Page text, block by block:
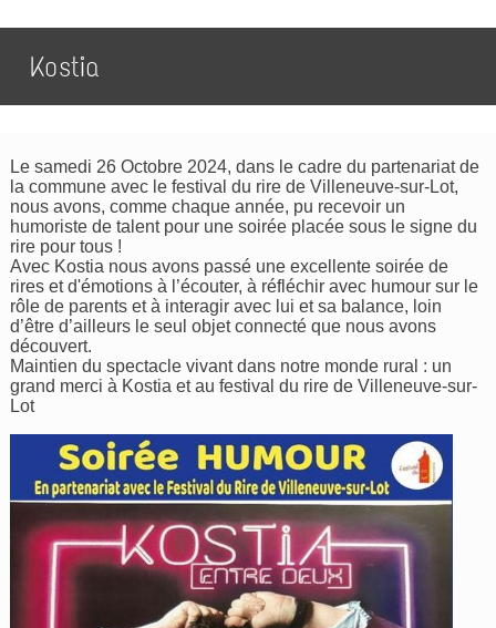
Kostia
Le samedi 26 Octobre 2024, dans le cadre du partenariat de
la commune avec le festival du rire de Villeneuve-sur-Lot,
nous avons, comme chaque année, pu recevoir un
humoriste de talent pour une soirée placée sous le signe du
rire pour tous !
Avec Kostia nous avons passé une excellente soirée de
rires et d'émotions à l’écouter, à réfléchir avec humour sur le
rôle de parents et à interagir avec lui et sa balance, loin
d’être d’ailleurs le seul objet connecté que nous avons
découvert.
Maintien du spectacle vivant dans notre monde rural : un
grand merci à Kostia et au festival du rire de Villeneuve-sur-
Lot